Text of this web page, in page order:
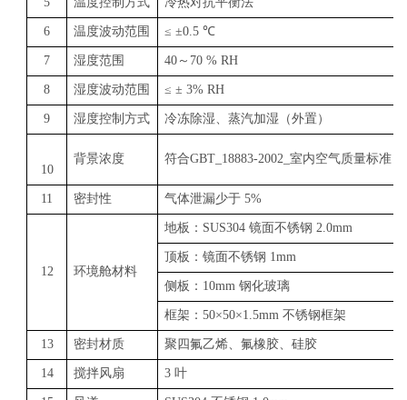
6 温度波动范围 ≤ ±0.5 ℃
7 湿度范围 40～70 % RH
8 湿度波动范围 ≤ ± 3% RH
9 湿度控制方式 冷冻除湿、蒸汽加湿（外置）
10
背景浓度 符合GBT_18883-2002_室内空气质量标准
11 密封性 气体泄漏少于 5%
12 环境舱材料
地板：SUS304 镜面不锈钢 2.0mm
顶板：镜面不锈钢 1mm
侧板：10mm 钢化玻璃
框架：50×50×1.5mm 不锈钢框架
13 密封材质 聚四氟乙烯、氟橡胶、硅胶
14 搅拌风扇 3 叶